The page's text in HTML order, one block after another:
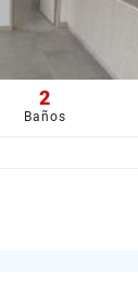
2
Baños